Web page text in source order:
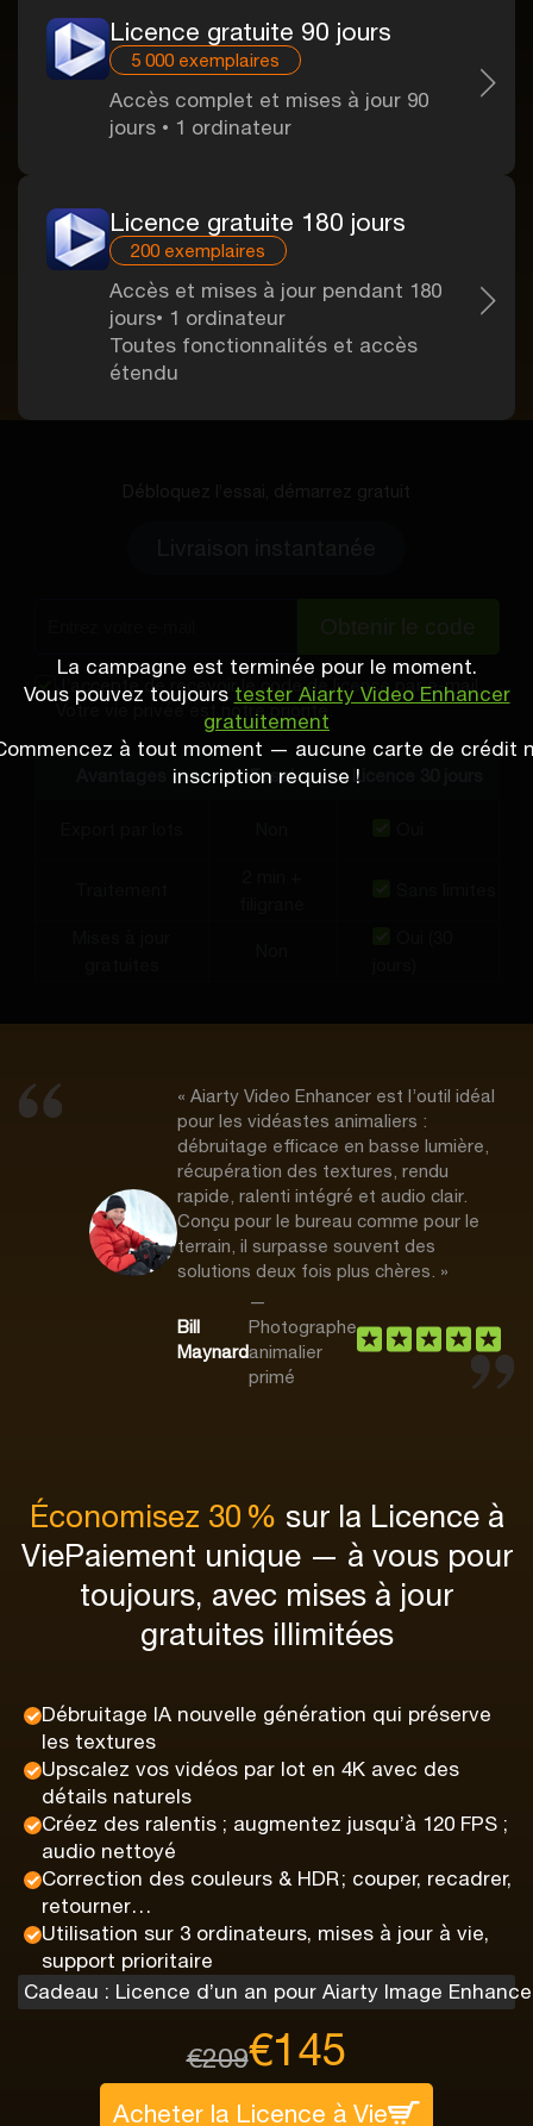
Licence gratuite 90 jours
5 000 exemplaires
Accès complet et mises à jour 90
jours • 1 ordinateur
Licence gratuite 180 jours
200 exemplaires
Accès et mises à jour pendant 180
jours• 1 ordinateur
Toutes fonctionnalités et accès
étendu
La campagne est terminée pour le moment.
Vous pouvez toujours tester Aiarty Video Enhancer
gratuitement
à tout moment — aucune carte de crédit
inscription requise !
J’accepte de recevoir le code de licence par e-mail.
Votre vie privée est notrepriorité.
Essai Licence 30 jours
« Aiarty Video Enhancer est l’outil idéal
pour les vidéastes animaliers :
débruitage efficace en basse lumière,
récupération des textures, rendu
rapide, ralenti intégré et audio clair.
Conçu pour le bureau comme pour le
terrain, il surpasse souvent des
solutions deux fois plus chères. »
Bill
Maynard
—
Photographe
animalier
primé
Économisez 30 % sur la Licence à
ViePaiement unique — à vous pour
toujours, avec mises à jour
gratuites illimitées
Débruitage IA nouvelle génération qui préserve
les textures
Upscalez vos vidéos par lot en 4K avec des
détails naturels
Créez des ralentis ; augmentez jusqu’à 120 FPS ;
audio nettoyé
Correction des couleurs & HDR ; couper, recadrer,
retourner…
Utilisation sur 3 ordinateurs, mises à jour à vie,
support prioritaire
Cadeau : Licence d’un an pour Aiarty Image
€209€145
Acheter la Licence à Vie